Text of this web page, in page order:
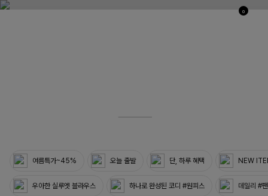
0
여름특가~45% 오늘 출발 단, 하루 혜택 NEW
우아한 실루엣 블라우스 하나로 완성된 코디 #원피스 데일리 #